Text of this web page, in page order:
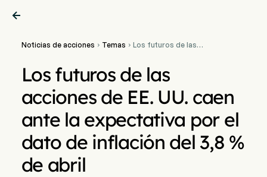

Noticias de acciones  Temas  Los futuros de las
dato de inflación del 3,8
% de abril
Los futuros de las
acciones de EE. UU. caen
ante la expectativa por el
dato de inflación del 3,8 %
de abril